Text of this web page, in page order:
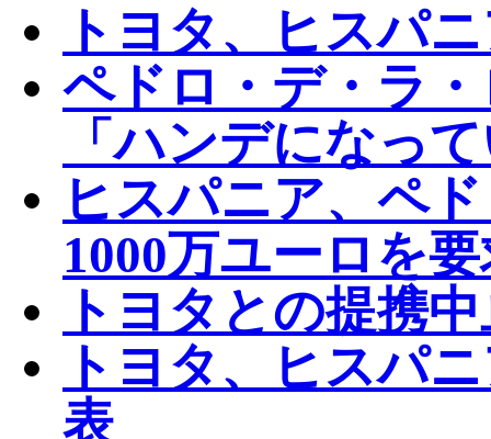
トヨタ、ヒスパ
ペドロ・デ・ラ
「ハンデになっ
ヒスパニア、ペ
1000万ユーロを
トヨタとの提携
トヨタ、ヒスパ
表